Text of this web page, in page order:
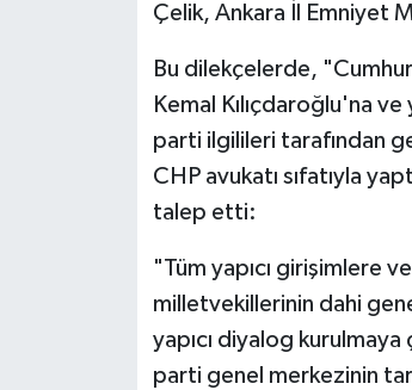
Çelik, Ankara İl Emniyet
Bu dilekçelerde,
Kemal Kılıçdaroğlu'na
parti ilgilileri tarafından
CHP avukatı sıfatıyla
talep etti:
"Tüm yapıcı girişimlere
milletvekillerinin dahi
yapıcı diyalog kurulmaya
parti genel merkezinin